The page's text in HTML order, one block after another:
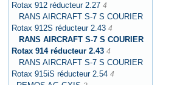
Rotax 912 réducteur 2.27 4
RANS AIRCRAFT S-7 S COURIER
Rotax 912S réducteur 2.43 4
RANS AIRCRAFT S-7 S COURIER
Rotax 914 réducteur 2.43 4
RANS AIRCRAFT S-7 S COURIER
Rotax 915iS réducteur 2.54 4